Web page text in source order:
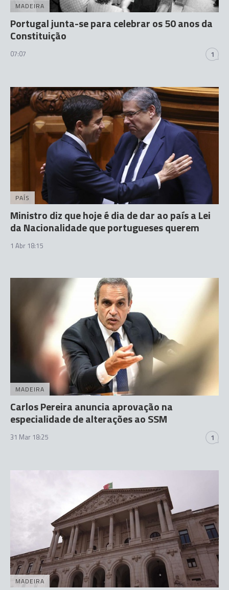
MADEIRA
Portugal junta-se para celebrar os 50 anos da
Constituição
07:07 1
PAÍS
Ministro diz que hoje é dia de dar ao país a Lei
da Nacionalidade que portugueses querem
1 Abr 18:15
MADEIRA
Carlos Pereira anuncia aprovação na
especialidade de alterações ao SSM
31 Mar 18:25 1
MADEIRA